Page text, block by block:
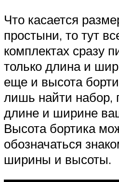
Что касается
простыни, то тут
комплектах сразу
только длина и
еще и высота
лишь найти набор,
длине и ширине
Высота бортика
обозначаться
ширины и высоты.